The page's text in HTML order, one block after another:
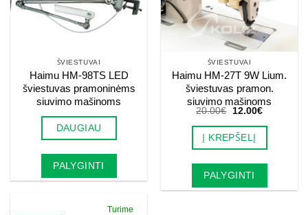
ŠVIESTUVAI
Haimu HM-98TS LED
šviestuvas pramoninėms
siuvimo mašinoms
DAUGIAU
PALYGINTI
ŠVIESTUVAI
Haimu HM-27T 9W Lium.
šviestuvas pramon.
siuvimo mašinoms
20.00€
Original
was:
20.00€.
12.00€Current
is:
Į KREPŠELĮ
PALYGINTI
Turime